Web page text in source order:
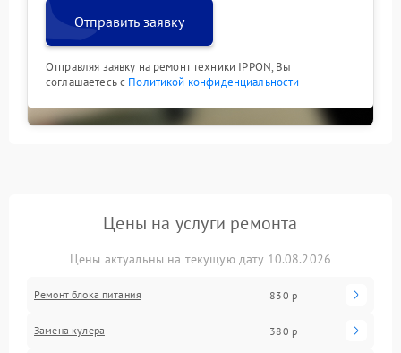
Отправить заявку
Отправляя заявку на ремонт техники IPPON, Вы
соглашаетесь с Политикой конфиденциальности
Цены на услуги ремонта
Цены актуальны на текущую дату 10.08.2026
Ремонт блока питания 830 р
Замена кулера 380 р